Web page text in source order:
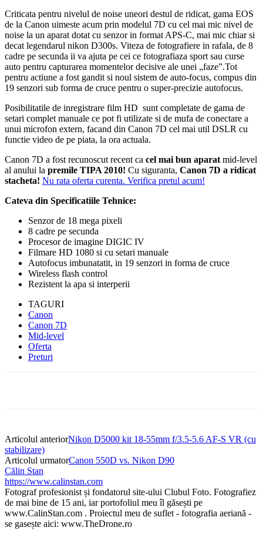
Criticata pentru nivelul de noise uneori destul de ridicat, gama EOS
de la Canon uimeste acum prin modelul 7D cu cel mai mic nivel de
noise la un aparat dotat cu senzor in format APS-C, mai mic chiar si
decat legendarul nikon D300s. Viteza de fotografiere in rafala, de 8
cadre pe secunda ii va ajuta pe cei ce fotografiaza sport sau curse
auto pentru capturarea momentelor decisive ale unei „faze”.Tot
pentru actiune a fost gandit si noul sistem de auto-focus, compus din
19 senzori sub forma de cruce pentru o super-precizie autofocus.
Posibilitatile de inregistrare film HD sunt completate de gama de
setari complet manuale ce pot fi utilizate si de mufa de conectare a
unui microfon extern, facand din Canon 7D cel mai util DSLR cu
functie video de pe piata, la ora actuala.
Canon 7D a fost recunoscut recent ca cel mai bun aparat mid-level
al anului la premile TIPA 2010! Cu siguranta, Canon 7D a ridicat
stacheta! Nu rata oferta curenta. Verifica pretul acum!
Cateva din Specificatiile Tehnice:
Senzor de 18 mega pixeli
8 cadre pe secunda
Procesor de imagine DIGIC IV
Filmare HD 1080 si cu setari manuale
Autofocus imbunatatit, in 19 senzori in forma de cruce
Wireless flash control
Rezistent la apa si interperii
TAGURI
Canon
Canon 7D
Mid-level
Oferta
Preturi
Articolul anteriorNikon D5000 kit 18-55mm f/3.5-5.6 AF-S VR (cu
stabilizare)
Articolul urmatorCanon 550D vs. Nikon D90
Călin Stan
https://www.calinstan.com
Fotograf profesionist și fondatorul site-ului Clubul Foto. Fotografiez
de mai bine de 15 ani, iar portofoliul meu îl găsești pe
www.CalinStan.com . Proiectul meu de suflet - fotografia aeriană -
se gasește aici: www.TheDrone.ro